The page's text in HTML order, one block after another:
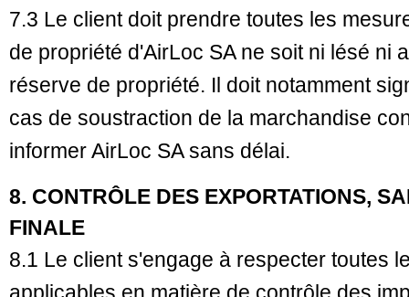
7.3 Le client doit prendre toutes les
de propriété d'AirLoc SA ne soit ni lésé ni
réserve de propriété. Il doit notamment
cas de soustraction de la marchandise
informer AirLoc SA sans délai.
8. CONTRÔLE DES EXPORTATIONS,
FINALE
8.1 Le client s'engage à respecter toutes